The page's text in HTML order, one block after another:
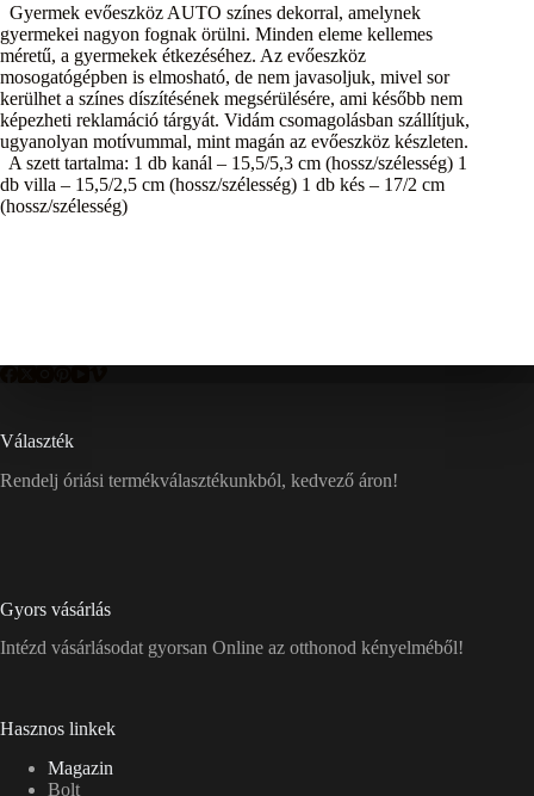
Gyermek evőeszköz AUTO színes dekorral, amelynek
gyermekei nagyon fognak örülni. Minden eleme kellemes
méretű, a gyermekek étkezéséhez. Az evőeszköz
mosogatógépben is elmosható, de nem javasoljuk, mivel sor
kerülhet a színes díszítésének megsérülésére, ami később nem
képezheti reklamáció tárgyát. Vidám csomagolásban szállítjuk,
ugyanolyan motívummal, mint magán az evőeszköz készleten.
A szett tartalma: 1 db kanál – 15,5/5,3 cm (hossz/szélesség) 1
db villa – 15,5/2,5 cm (hossz/szélesség) 1 db kés – 17/2 cm
(hossz/szélesség)
Választék
Rendelj óriási termékválasztékunkból, kedvező áron!
Gyors vásárlás
Intézd vásárlásodat gyorsan Online az otthonod kényelméből!
Hasznos linkek
Magazin
Bolt